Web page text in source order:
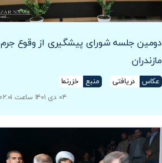
دومین جلسه شورای پیشگیری از وقوع جرم
مازندران
عکاس دریافتی منبع
خزرنما
۰۴ دی ۱۴۰۱ ساعت ۱۹:۰۲:۰۱